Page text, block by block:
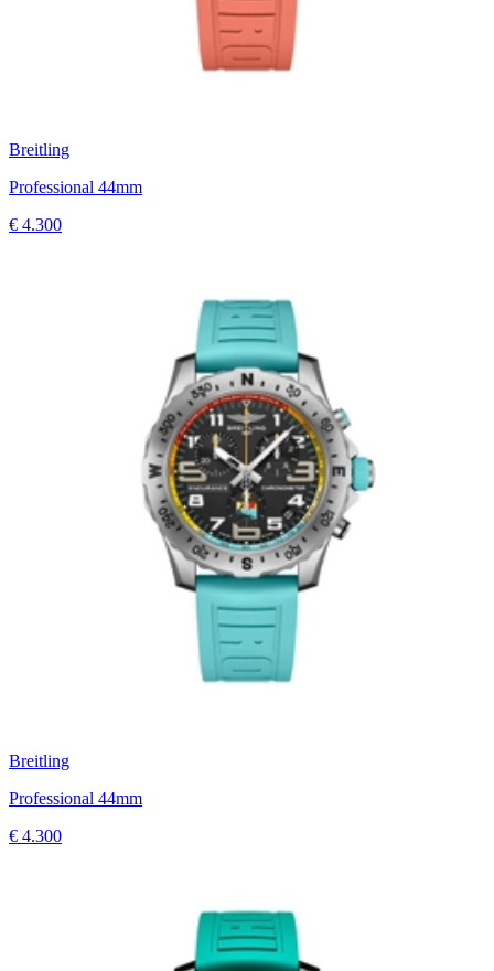
Breitling
Professional 44mm
€ 4.300
Breitling
Professional 44mm
€ 4.300